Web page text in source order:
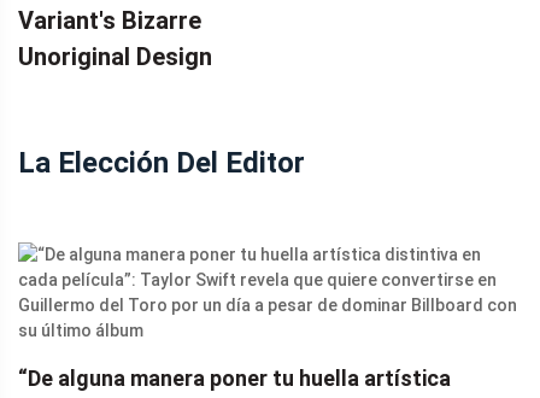
Variant's Bizarre
Unoriginal Design
La Elección Del Editor
“De alguna manera poner tu huella artística